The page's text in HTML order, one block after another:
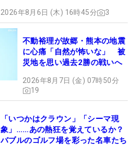
2026年8月6日 (木) 16時45分 3
不動裕理が故郷・熊本の地震
に心痛「自然が怖いな」 被
災地を思い過去2勝の戦いへ
2026年8月7日 (金) 07時50分
19
「いつかはクラウン」「シーマ現
象」……あの熱狂を覚えているか？
バブルのゴルフ場を彩った名車たち